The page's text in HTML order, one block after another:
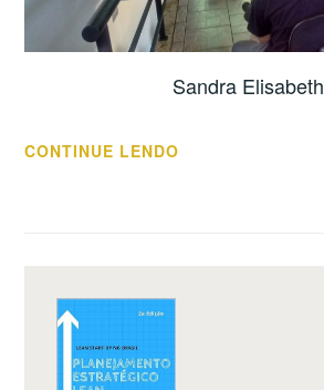
Sandra Elisabeth
CONTINUE LENDO